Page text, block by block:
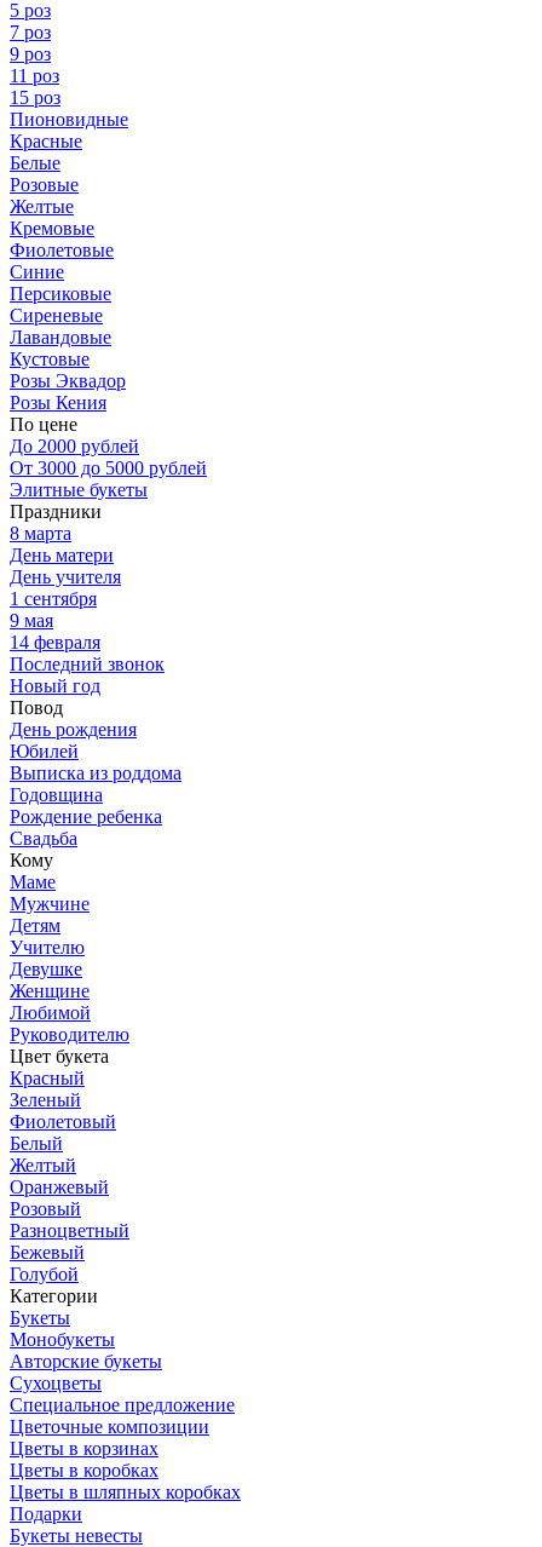
5 роз
7 роз
9 роз
11 роз
15 роз
Пионовидные
Красные
Белые
Розовые
Желтые
Кремовые
Фиолетовые
Синие
Персиковые
Сиреневые
Лавандовые
Кустовые
Розы Эквадор
Розы Кения
По цене
До 2000 рублей
От 3000 до 5000 рублей
Элитные букеты
Праздники
8 марта
День матери
День учителя
1 сентября
9 мая
14 февраля
Последний звонок
Новый год
Повод
День рождения
Юбилей
Выписка из роддома
Годовщина
Рождение ребенка
Свадьба
Кому
Маме
Мужчине
Детям
Учителю
Девушке
Женщине
Любимой
Руководителю
Цвет букета
Красный
Зеленый
Фиолетовый
Белый
Желтый
Оранжевый
Розовый
Разноцветный
Бежевый
Голубой
Категории
Букеты
Монобукеты
Авторские букеты
Сухоцветы
Специальное предложение
Цветочные композиции
Цветы в корзинах
Цветы в коробках
Цветы в шляпных коробках
Подарки
Букеты невесты